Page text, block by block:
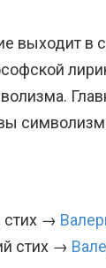
выходит в
→
стих →